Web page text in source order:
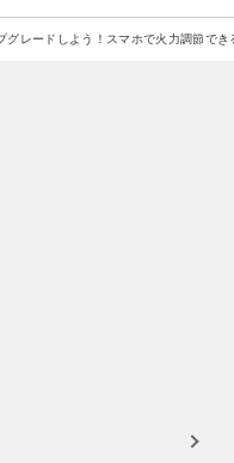
グレードしよう！スマホで火力調節でき